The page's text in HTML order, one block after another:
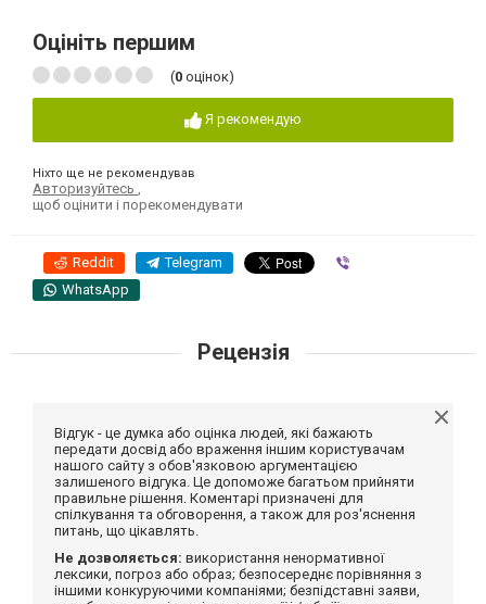
Оцініть першим
(0 оцінок)
Я рекомендую
Ніхто ще не рекомендував
Авторизуйтесь
щоб оцінити і порекомендувати
Reddit Telegram
WhatsApp
Рецензія
Відгук - це думка або оцінка людей, які бажають
передати досвід або враження іншим користувачам
нашого сайту з обов'язковою аргументацією
залишеного відгука. Це допоможе багатьом прийняти
правильне рішення. Коментарі призначені для
спілкування та обговорення, а також для роз'яснення
питань, що цікавлять.
Не дозволяється: використання ненормативної
лексики, погроз або образ; безпосереднє порівняння з
іншими конкуруючими компаніями; безпідставні заяви,